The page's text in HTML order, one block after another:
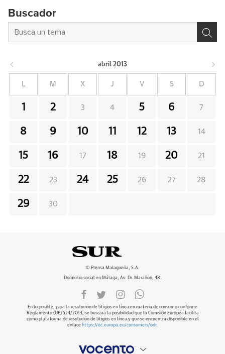
Buscador
abril 2013
L M X J V S D
1 2 3 4 5 6 7
8 9 10 11 12 13 14
15 16 17 18 19 20 21
22 23 24 25 26 27 28
29 30
© Prensa Malagueña, S.A.
Domicilio social en Málaga, Av. Dr. Marañón, 48.
En lo posible, para la resolución de litigios en línea en materia de consumo conforme
Reglamento (UE) 524/2013, se buscará la posibilidad que la Comisión Europea facilita
como plataforma de resolución de litigios en línea y que se encuentra disponible en el
enlace https://ec.europa.eu/consumers/odr.